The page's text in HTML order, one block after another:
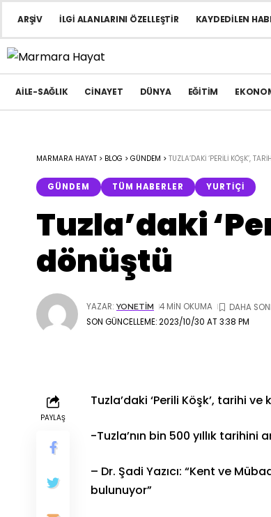
ARŞIV İLGI ALANLARINI ÖZELLEŞTIR KAYDEDILEN
AILE-SAĞLIK CINAYET DÜNYA EĞITIM
MARMARA HAYAT > BLOG > GÜNDEM > TUZLA’DAKI ‘PERILI KÖŞK’,
GÜNDEM TÜM HABERLER YURTIÇI
Tuzla’daki
dönüştü
SON GÜNCELLEME: 2023/10/30 AT 3:38 PM
YAZAR: YONETIM 4 MIN OKUMA
PAYLAŞ
Tuzla’daki ‘Perili Köşk’, tarihi
-Tuzla’nın bin 500 yıllık
– Dr. Şadi Yazıcı: “Kent ve
bulunuyor”